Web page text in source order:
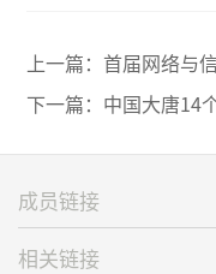
上一篇： 首届网络与
下一篇： 中国大唐14
成员链接
相关链接